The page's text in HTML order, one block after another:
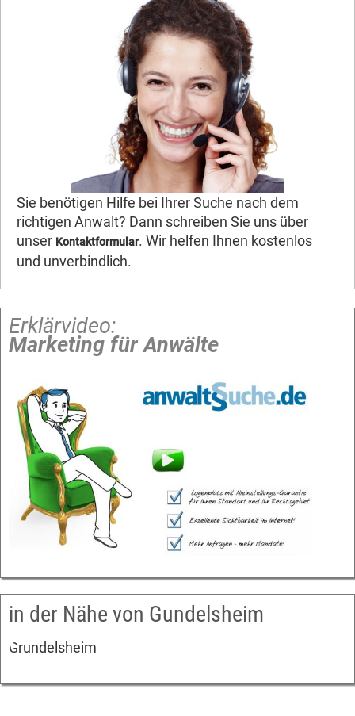
Sie benötigen Hilfe bei Ihrer Suche nach dem
richtigen Anwalt? Dann schreiben Sie uns über
unser Kontaktformular. Wir helfen Ihnen kostenlos
und unverbindlich.
Erklärvideo:
Marketing für Anwälte
in der Nähe von Gundelsheim
Grundelsheim